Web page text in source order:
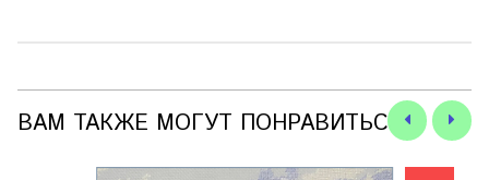
ВАМ ТАКЖЕ МОГУТ ПОНРАВИТЬСЯ